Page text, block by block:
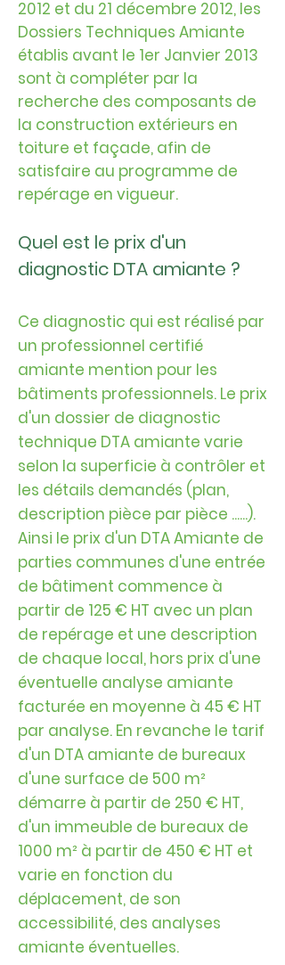
2012 et du 21 décembre 2012, les
Dossiers Techniques Amiante
établis avant le 1er Janvier 2013
sont à compléter par la
recherche des composants de
la construction extérieurs en
toiture et façade, afin de
satisfaire au programme de
repérage en vigueur.
Quel est le prix d'un
diagnostic DTA amiante ?
Ce diagnostic qui est réalisé par
un professionnel certifié
amiante mention pour les
bâtiments professionnels. Le prix
d'un dossier de diagnostic
technique DTA amiante varie
selon la superficie à contrôler et
les détails demandés (plan,
description pièce par pièce ......).
Ainsi le prix d'un DTA Amiante de
parties communes d'une entrée
de bâtiment commence à
partir de 125 € HT avec un plan
de repérage et une description
de chaque local, hors prix d'une
éventuelle analyse amiante
facturée en moyenne à 45 € HT
par analyse. En revanche le tarif
d'un DTA amiante de bureaux
d'une surface de 500 m²
démarre à partir de 250 € HT,
d'un immeuble de bureaux de
1000 m² à partir de 450 € HT et
varie en fonction du
déplacement, de son
accessibilité, des analyses
amiante éventuelles.